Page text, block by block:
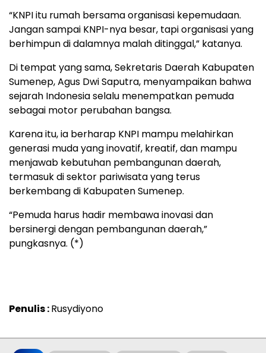
“KNPI itu rumah bersama organisasi kepemudaan.
Jangan sampai KNPI-nya besar, tapi organisasi yang
berhimpun di dalamnya malah ditinggal,” katanya.
Di tempat yang sama, Sekretaris Daerah Kabupaten
Sumenep, Agus Dwi Saputra, menyampaikan bahwa
sejarah Indonesia selalu menempatkan pemuda
sebagai motor perubahan bangsa.
Karena itu, ia berharap KNPI mampu melahirkan
generasi muda yang inovatif, kreatif, dan mampu
menjawab kebutuhan pembangunan daerah,
termasuk di sektor pariwisata yang terus
berkembang di Kabupaten Sumenep.
“Pemuda harus hadir membawa inovasi dan
bersinergi dengan pembangunan daerah,”
pungkasnya. (*)
Penulis :Rusydiyono